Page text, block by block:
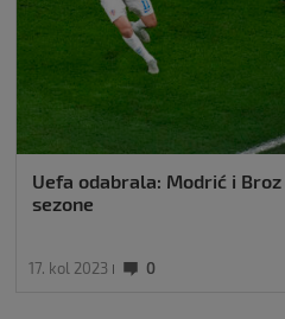
Uefa odabrala: Modrić i
sezone
17. kol 2023 0